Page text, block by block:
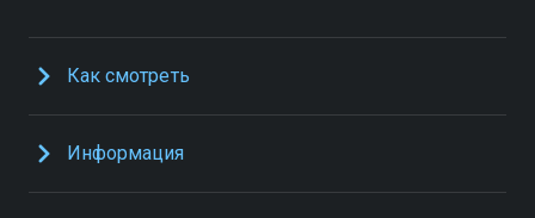
Как смотреть
Информация